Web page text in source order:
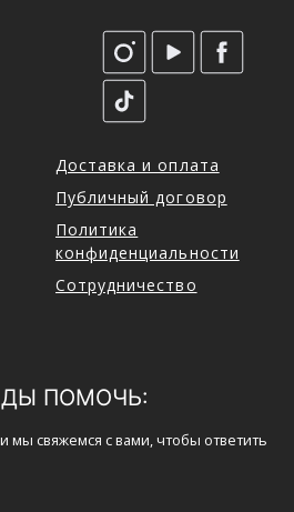
Доставка и оплата
Публичный договор
Политика
конфиденциальности
Сотрудничество
ПОМОЧЬ:
мы свяжемся с вами, чтобы ответить